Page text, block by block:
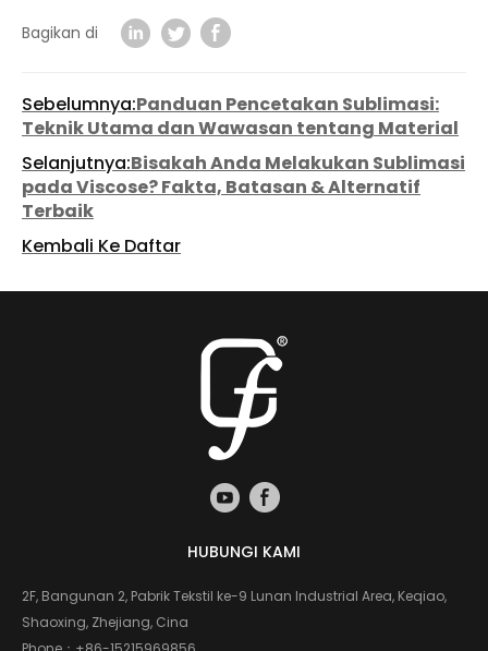
Bagikan di
Sebelumnya:Panduan Pencetakan Sublimasi:
Teknik Utama dan Wawasan tentang Material
Selanjutnya:Bisakah Anda Melakukan Sublimasi
pada Viscose? Fakta, Batasan & Alternatif
Terbaik
Kembali Ke Daftar
HUBUNGI KAMI
2F, Bangunan 2, Pabrik Tekstil ke-9 Lunan Industrial Area, Keqiao,
Shaoxing, Zhejiang, Cina